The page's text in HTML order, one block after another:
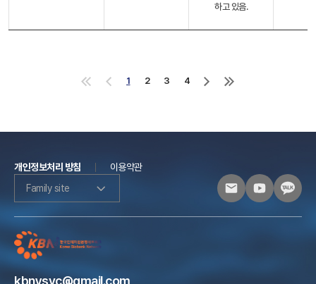
하고 있음.
1 2 3
4
개인정보처리 방침
이용약관
Family site